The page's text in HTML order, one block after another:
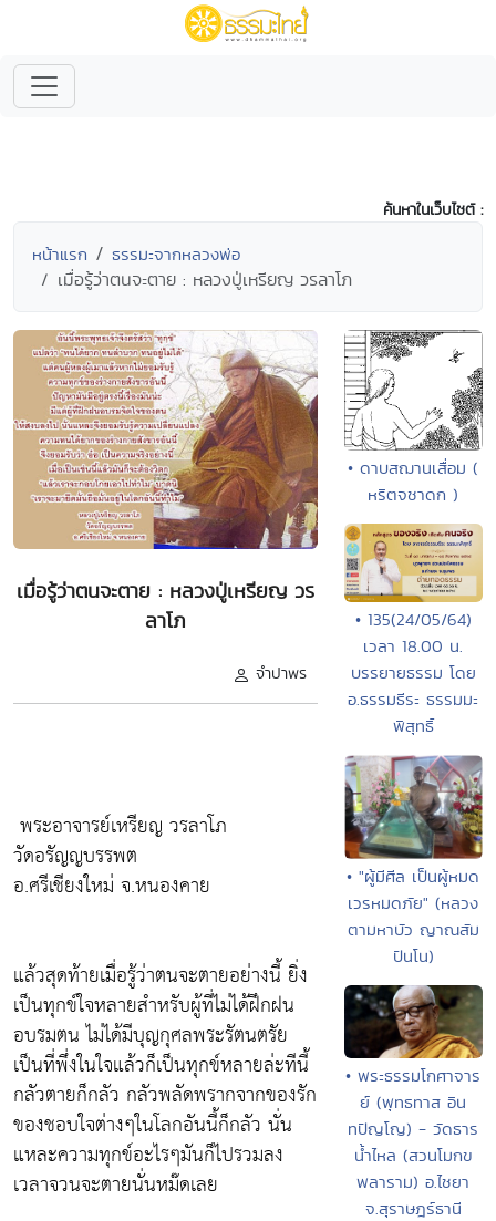
ค้นหาในเว็บไซต์ :
หน้าแรก ธรรมะจากหลวงพ่อ
เมื่อรู้ว่าตนจะตาย : หลวงปู่เหรียญ วรลาโภ
เมื่อรู้ว่าตนจะตาย : หลวงปู่เหรียญ วร
ลาโภ
จำปาพร
พระอาจารย์เหรียญ วรลาโภ
วัดอรัญญบรรพต
อ.ศรีเชียงใหม่ จ.หนองคาย
แล้วสุดท้ายเมื่อรู้ว่าตนจะตายอย่างนี้ ยิ่ง
เป็นทุกข์ใจหลายสำหรับผู้ที่ไม่ได้ฝึกฝน
อบรมตน ไม่ได้มีบุญกุศลพระรัตนตรัย
เป็นที่พึ่งในใจแล้วก็เป็นทุกข์หลายล่ะทีนี้
กลัวตายก็กลัว กลัวพลัดพรากจากของรัก
ของชอบใจต่างๆในโลกอันนี้ก็กลัว นั่น
แหละความทุกข์อะไรๆมันก็ไปรวมลง
เวลาจวนจะตายนั่นหม๊ดเลย
• ดาบสฌานเสื่อม (
หริตจชาดก )
• 135(24/05/64)
เวลา 18.00 น.
บรรยายธรรม โดย
อ.ธรรมธีระ ธรรมมะ
พิสุทธิ์
• "ผู้มีศีล เป็นผู้หมด
เวรหมดภัย" (หลวง
ตามหาบัว ญาณสัม
ปันโน)
• พระธรรมโกศาจาร
ย์ (พุทธทาส อิน
ทปัญโญ) - วัดธาร
น้ำไหล (สวนโมกข
พลาราม) อ.ไชยา
จ.สุราษฎร์ธานี